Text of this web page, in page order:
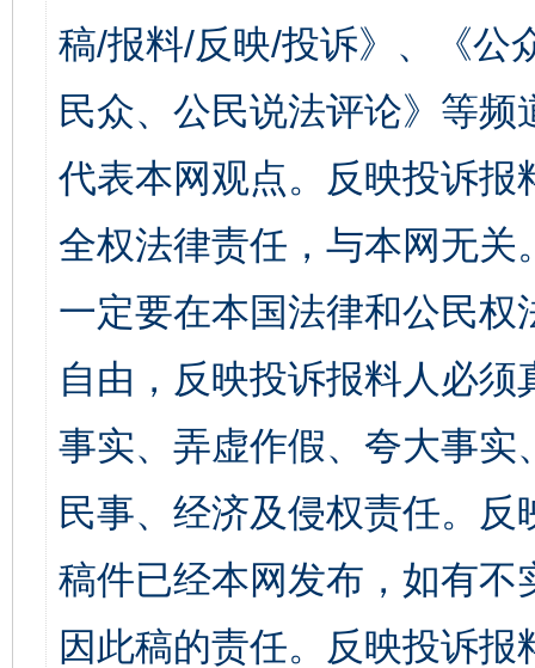
稿/报料/反映/投诉》、《公
民众、公民说法评论》等
代表本网观点。反映投诉
全权法律责任，与本网无
一定要在本国法律和公民
自由，反映投诉报料人必
事实、弄虚作假、夸大事
民事、经济及侵权责任。
稿件已经本网发布，如有
因此稿的责任。反映投诉